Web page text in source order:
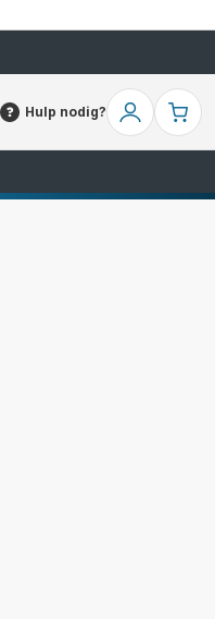
Hulp nodig?
Hulp
Mijn